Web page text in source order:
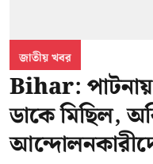
জাতীয় খবর
Bihar: পাটনায়
ডাকে মিছিল,